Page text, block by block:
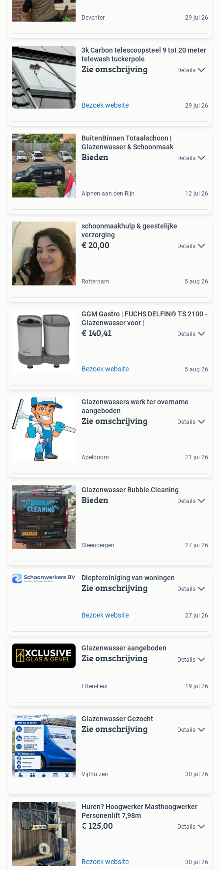
Deventer 29 jul 26
3k Carbon telescoopsteel 9 tot 20 meter
telewash tuckerpole
Zie omschrijving Details
Bezoek website 29 jul 26
BuitenBinnen Totaalschoon |
Glazenwasser & Schoonmaak
Bieden Details
Alphen aan den Rijn 12 jul 26
schoonmaakhulp & geestelijke
verzorging
€ 20,00 Details
Rotterdam 5 aug 26
GGM Gastro | FUCHS DELFIN® TS 2100 -
Glazenwasser voor |
€ 140,41 Details
Bezoek website 5 aug 26
Glazenwassers werk ter overname
aangeboden
Zie omschrijving Details
Apeldoorn 21 jul 26
Glazenwasser Bubble Cleaning
Bieden Details
Steenbergen 27 jul 26
Dieptereiniging van woningen
Zie omschrijving Details
Bezoek website 27 jul 26
Glazenwasser aangeboden
Zie omschrijving Details
Etten-Leur 19 jul 26
Glazenwasser Gezocht
Zie omschrijving Details
Vijfhuizen 30 jul 26
Huren? Hoogwerker Masthoogwerker
Personenlift 7,98m
€ 125,00 Details
Bezoek website 30 jul 26